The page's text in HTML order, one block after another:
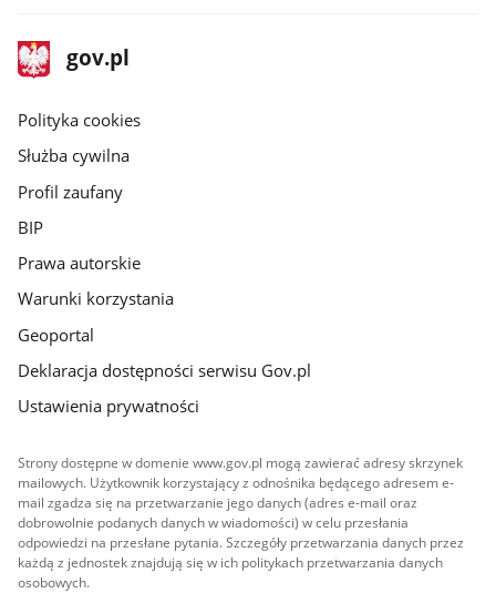
stopka
gov.pl
Strona
gov.pl
gov.pl
Polityka cookies
Służba cywilna
Profil zaufany
BIP
Prawa autorskie
Warunki korzystania
Geoportal
Deklaracja dostępności serwisu Gov.pl
Ustawienia prywatności
Strony dostępne w domenie www.gov.pl mogą zawierać adresy skrzynek
mailowych. Użytkownik korzystający z odnośnika będącego adresem e-
mail zgadza się na przetwarzanie jego danych (adres e-mail oraz
dobrowolnie podanych danych w wiadomości) w celu przesłania
odpowiedzi na przesłane pytania. Szczegóły przetwarzania danych przez
każdą z jednostek znajdują się w ich politykach przetwarzania danych
osobowych.